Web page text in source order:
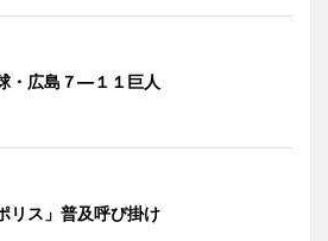
・広島７―１１巨人
リス」普及呼び掛け